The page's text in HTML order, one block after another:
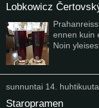
Lobkowicz
ennen kuin
Noin
sunnuntai 14.
Staropramen